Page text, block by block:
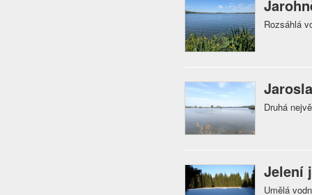
Rozsáhlá
Druhá
Jelení
Umělá